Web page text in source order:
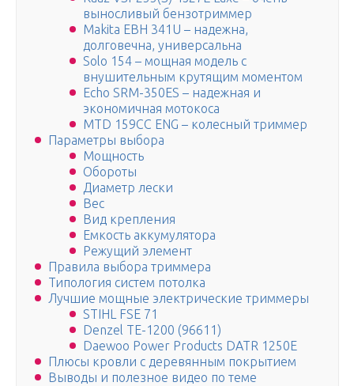
выносливый бензотриммер
Makita EBH 341U – надежна,
долговечна, универсальна
Solo 154 – мощная модель с
внушительным крутящим моментом
Echo SRM-350ES – надежная и
экономичная мотокоса
MTD 159CC ENG – колесный триммер
Параметры выбора
Мощность
Обороты
Диаметр лески
Вес
Вид крепления
Емкость аккумулятора
Режущий элемент
Правила выбора триммера
Типология систем потолка
Лучшие мощные электрические триммеры
STIHL FSE 71
Denzel TE-1200 (96611)
Daewoo Power Products DATR 1250E
Плюсы кровли с деревянным покрытием
Выводы и полезное видео по теме